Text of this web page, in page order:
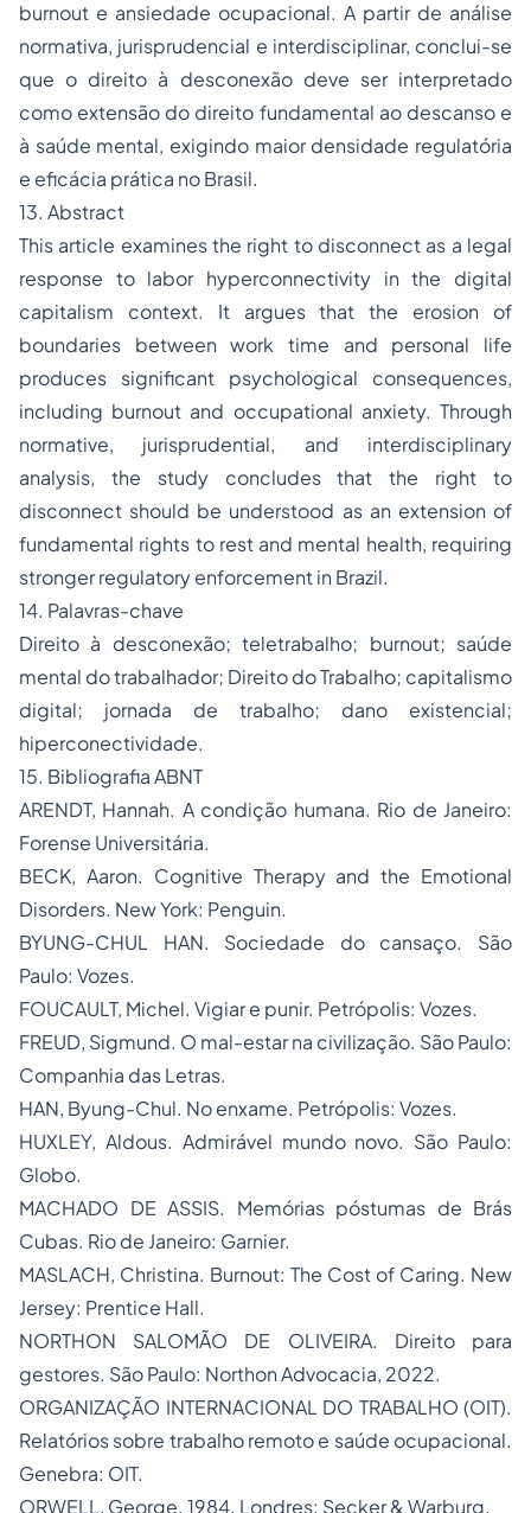
burnout e ansiedade ocupacional. A partir de análise
normativa, jurisprudencial e interdisciplinar, conclui-se
que o direito à desconexão deve ser interpretado
como extensão do direito fundamental ao descanso e
à saúde mental, exigindo maior densidade regulatória
e eficácia prática no Brasil.
13. Abstract
This article examines the right to disconnect as a legal
response to labor hyperconnectivity in the digital
capitalism context. It argues that the erosion of
boundaries between work time and personal life
produces significant psychological consequences,
including burnout and occupational anxiety. Through
normative, jurisprudential, and interdisciplinary
analysis, the study concludes that the right to
disconnect should be understood as an extension of
fundamental rights to rest and mental health, requiring
stronger regulatory enforcement in Brazil.
14. Palavras-chave
Direito à desconexão; teletrabalho; burnout; saúde
mental do trabalhador; Direito do Trabalho; capitalismo
digital; jornada de trabalho; dano existencial;
hiperconectividade.
15. Bibliografia ABNT
ARENDT, Hannah. A condição humana. Rio de Janeiro:
Forense Universitária.
BECK, Aaron. Cognitive Therapy and the Emotional
Disorders. New York: Penguin.
BYUNG-CHUL HAN. Sociedade do cansaço. São
Paulo: Vozes.
FOUCAULT, Michel. Vigiar e punir. Petrópolis: Vozes.
FREUD, Sigmund. O mal-estar na civilização. São Paulo:
Companhia das Letras.
HAN, Byung-Chul. No enxame. Petrópolis: Vozes.
HUXLEY, Aldous. Admirável mundo novo. São Paulo:
Globo.
MACHADO DE ASSIS. Memórias póstumas de Brás
Cubas. Rio de Janeiro: Garnier.
MASLACH, Christina. Burnout: The Cost of Caring. New
Jersey: Prentice Hall.
NORTHON SALOMÃO DE OLIVEIRA. Direito para
gestores. São Paulo: Northon Advocacia, 2022.
ORGANIZAÇÃO INTERNACIONAL DO TRABALHO (OIT).
Relatórios sobre trabalho remoto e saúde ocupacional.
Genebra: OIT.
ORWELL, George. 1984. Londres: Secker & Warburg.